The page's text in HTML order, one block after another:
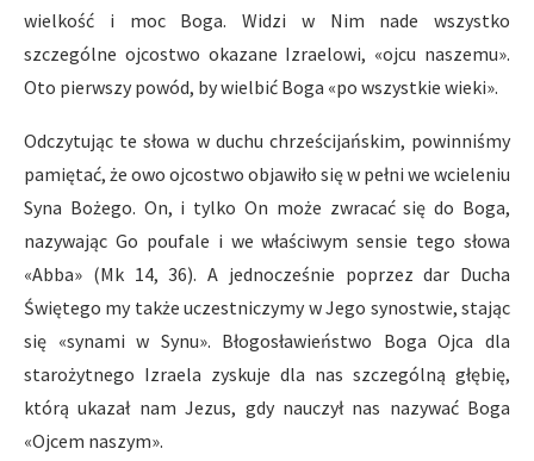
wielkość i moc Boga. Widzi w Nim nade wszystko
szczególne ojcostwo okazane Izraelowi, «ojcu naszemu».
Oto pierwszy powód, by wielbić Boga «po wszystkie wieki».
Odczytując te słowa w duchu chrześcijańskim, powinniśmy
pamiętać, że owo ojcostwo objawiło się w pełni we wcieleniu
Syna Bożego. On, i tylko On może zwracać się do Boga,
nazywając Go poufale i we właściwym sensie tego słowa
«Abba» (Mk 14, 36). A jednocześnie poprzez dar Ducha
Świętego my także uczestniczymy w Jego synostwie, stając
się «synami w Synu». Błogosławieństwo Boga Ojca dla
starożytnego Izraela zyskuje dla nas szczególną głębię,
którą ukazał nam Jezus, gdy nauczył nas nazywać Boga
«Ojcem naszym».